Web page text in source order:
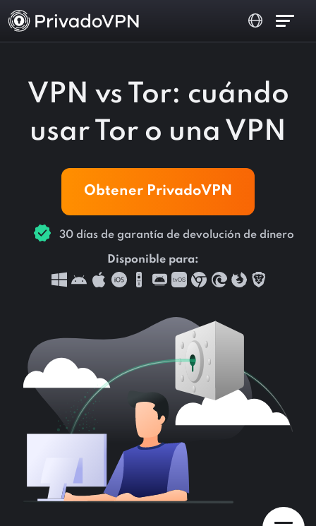
VPN vs Tor: cuándo
usar Tor o una VPN
Obtener PrivadoVPN
30 días de garantía de devolución de dinero
Disponible para: